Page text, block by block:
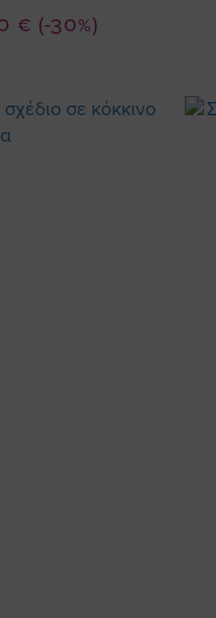
(-30%)
€